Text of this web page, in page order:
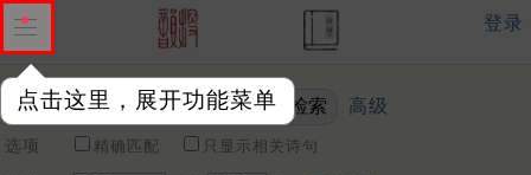
点击这里，展开功能菜单
登录
关键词 高级
选项 精确匹配 只显示相关诗句